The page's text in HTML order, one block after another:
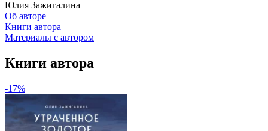
Юлия Зажигалина
Об авторе
Книги автора
Материалы с автором
Книги автора
-17%